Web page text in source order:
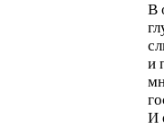
В
и
И